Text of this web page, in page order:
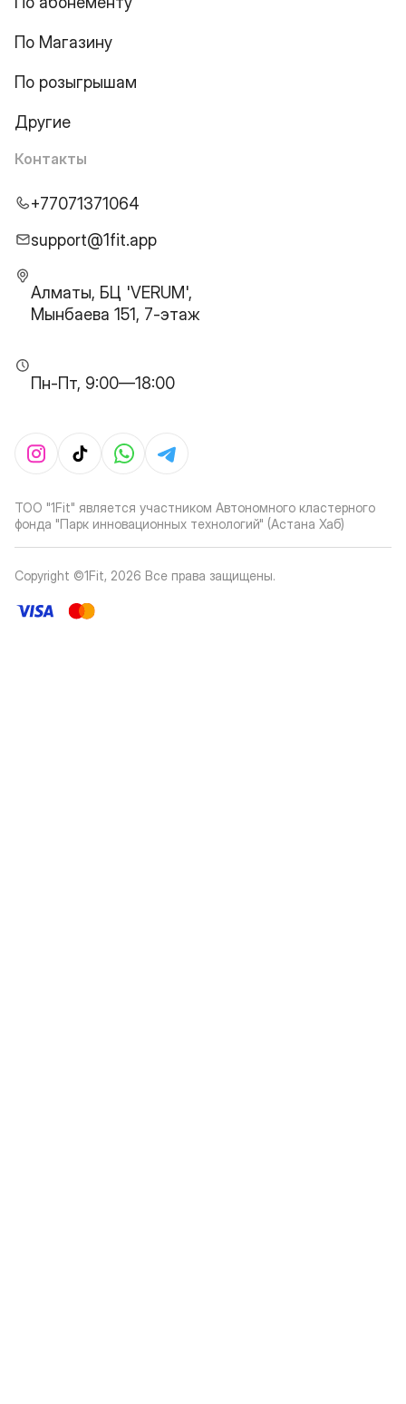
По Магазину
По розыгрышам
Другие
Контакты
+77071371064
support@1fit.app
Алматы, БЦ 'VERUM',
Мынбаева 151, 7-этаж
Пн-Пт, 9:00—18:00
ТОО "1Fit" является участником Автономного кластерного
фонда "Парк инновационных технологий" (Астана Хаб)
Copyright ©1Fit, 2026 Все права защищены.